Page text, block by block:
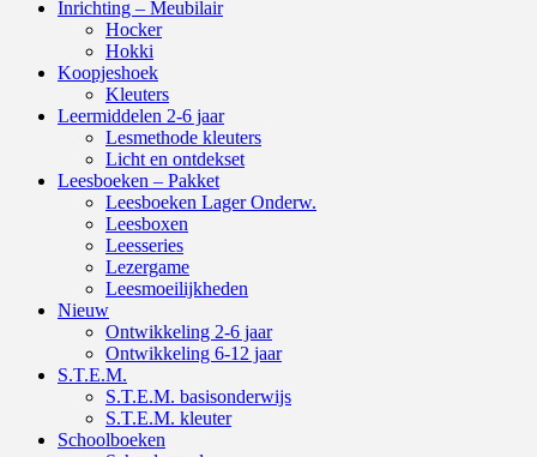
Inrichting – Meubilair
Hocker
Hokki
Koopjeshoek
Kleuters
Leermiddelen 2-6 jaar
Lesmethode kleuters
Licht en ontdekset
Leesboeken – Pakket
Leesboeken Lager Onderw.
Leesboxen
Leesseries
Lezergame
Leesmoeilijkheden
Nieuw
Ontwikkeling 2-6 jaar
Ontwikkeling 6-12 jaar
S.T.E.M.
S.T.E.M. basisonderwijs
S.T.E.M. kleuter
Schoolboeken